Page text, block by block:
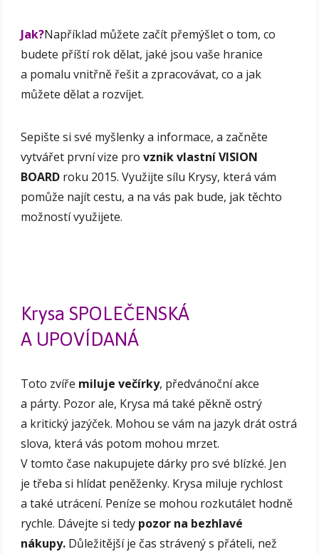
Jak?Například můžete začít přemýšlet o tom, co
budete příští rok dělat, jaké jsou vaše hranice
a pomalu vnitřně řešit a zpracovávat, co a jak
můžete dělat a rozvíjet.
Sepište si své myšlenky a informace, a začněte
vytvářet první vize provznik vlastní VISION
BOARD roku 2015. Využijte sílu Krysy, která vám
pomůže najít cestu, a na vás pak bude, jak těchto
možností využijete.
Krysa SPOLEČENSKÁ
A UPOVÍDANÁ
Toto zvíře miluje večírky, předvánoční akce
a párty. Pozor ale, Krysa má také pěkně ostrý
a kritický jazýček. Mohou se vám na jazyk drát ostrá
slova, která vás potom mohou mrzet.
V tomto čase nakupujete dárky pro své blízké. Jen
je třeba si hlídat peněženky. Krysa miluje rychlost
a také utrácení. Peníze se mohou rozkutálet hodně
rychle. Dávejte si tedy pozor na bezhlavé
nákupy. Důležitější je čas strávený s přáteli, než